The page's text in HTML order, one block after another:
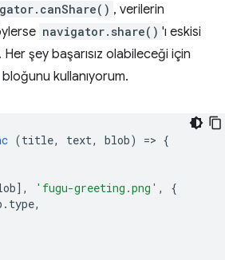
, verilerin
navigator.share() 'ı eskisi
Her şey başarısız olabileceği için
bloğunu kullanıyorum.
(title, text, blob) => {
], 'fugu-greeting.png' ,
{
. type,